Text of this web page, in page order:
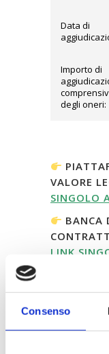
Consenso
Data di
Importo di
degli oneri:
VALORE
SINGOLO
BANCA
LINK